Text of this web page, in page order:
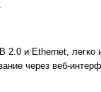
и Ethernet, легко
через веб-